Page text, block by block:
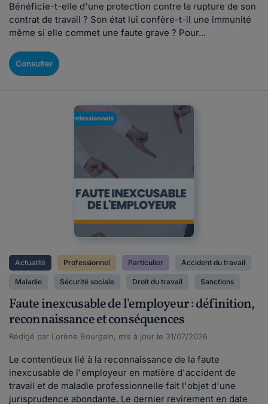
Bénéficie-t-elle d'une protection contre la rupture de son
contrat de travail ? Son état lui confère-t-il une immunité
même si elle commet une faute grave ? Pour...
Consulter
Actualité Professionnel Particulier Accident du travail
Maladie Sécurité sociale Droit du travail Sanctions
Faute inexcusable de l'employeur : définition,
reconnaissance et conséquences
Rédigé par Lorène Bourgain, mis à jour le 31/07/2026
Le contentieux lié à la reconnaissance de la faute
inexcusable de l'employeur en matière d'accident de
travail et de maladie professionnelle fait l'objet d'une
jurisprudence abondante. Le dernier revirement en date